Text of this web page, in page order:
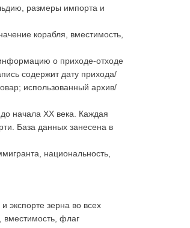
размеры импорта и
корабля, вместимость,
о приходе-отходе
содержит дату прихода/
использованный архив/
начала XX века. Каждая
База данных занесена в
национальность,
экспорте зерна во всех
вместимость, флаг